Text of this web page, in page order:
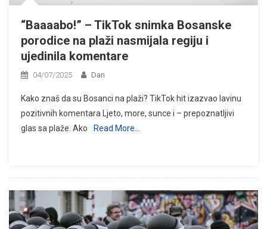
“Baaaabo!” – TikTok snimka Bosanske
porodice na plaži nasmijala regiju i
ujedinila komentare
04/07/2025 Dan
Kako znaš da su Bosanci na plaži? TikTok hit izazvao lavinu
pozitivnih komentara Ljeto, more, sunce i – prepoznatljivi
glas sa plaže. Ako
Read More…